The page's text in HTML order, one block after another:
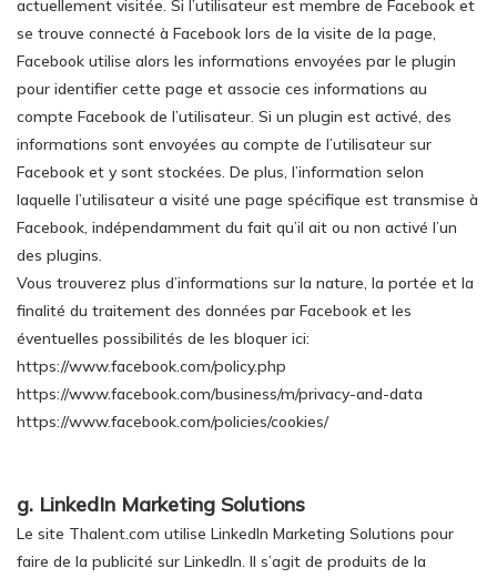
actuellement visitée. Si l’utilisateur est membre de Facebook et
se trouve connecté à Facebook lors de la visite de la page,
Facebook utilise alors les informations envoyées par le plugin
pour identifier cette page et associe ces informations au
compte Facebook de l’utilisateur. Si un plugin est activé, des
informations sont envoyées au compte de l’utilisateur sur
Facebook et y sont stockées. De plus, l’information selon
laquelle l’utilisateur a visité une page spécifique est transmise à
Facebook, indépendamment du fait qu’il ait ou non activé l’un
des plugins.
Vous trouverez plus d’informations sur la nature, la portée et la
finalité du traitement des données par Facebook et les
éventuelles possibilités de les bloquer ici:
https://www.facebook.com/policy.php
https://www.facebook.com/business/m/privacy-and-data
https://www.facebook.com/policies/cookies/
g. LinkedIn Marketing Solutions
Le site Thalent.com utilise LinkedIn Marketing Solutions pour
faire de la publicité sur LinkedIn. Il s’agit de produits de la